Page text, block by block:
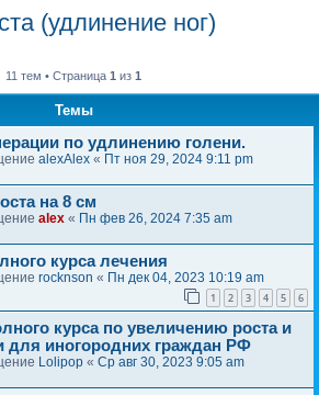
(удлинение ног)
11 тем • Страница 1 из 1
Темы
по удлинению голени.
alexAlex « Пт ноя 29, 2024 9:11 pm
на 8 см
alex « Пн фев 26, 2024 7:35 am
курса лечения
rocknson « Пн дек 04, 2023 10:19 am
1 2 3 4 5 6
курса по увеличению роста и
для иногородних граждан РФ
Lolipop « Ср авг 30, 2023 9:05 am